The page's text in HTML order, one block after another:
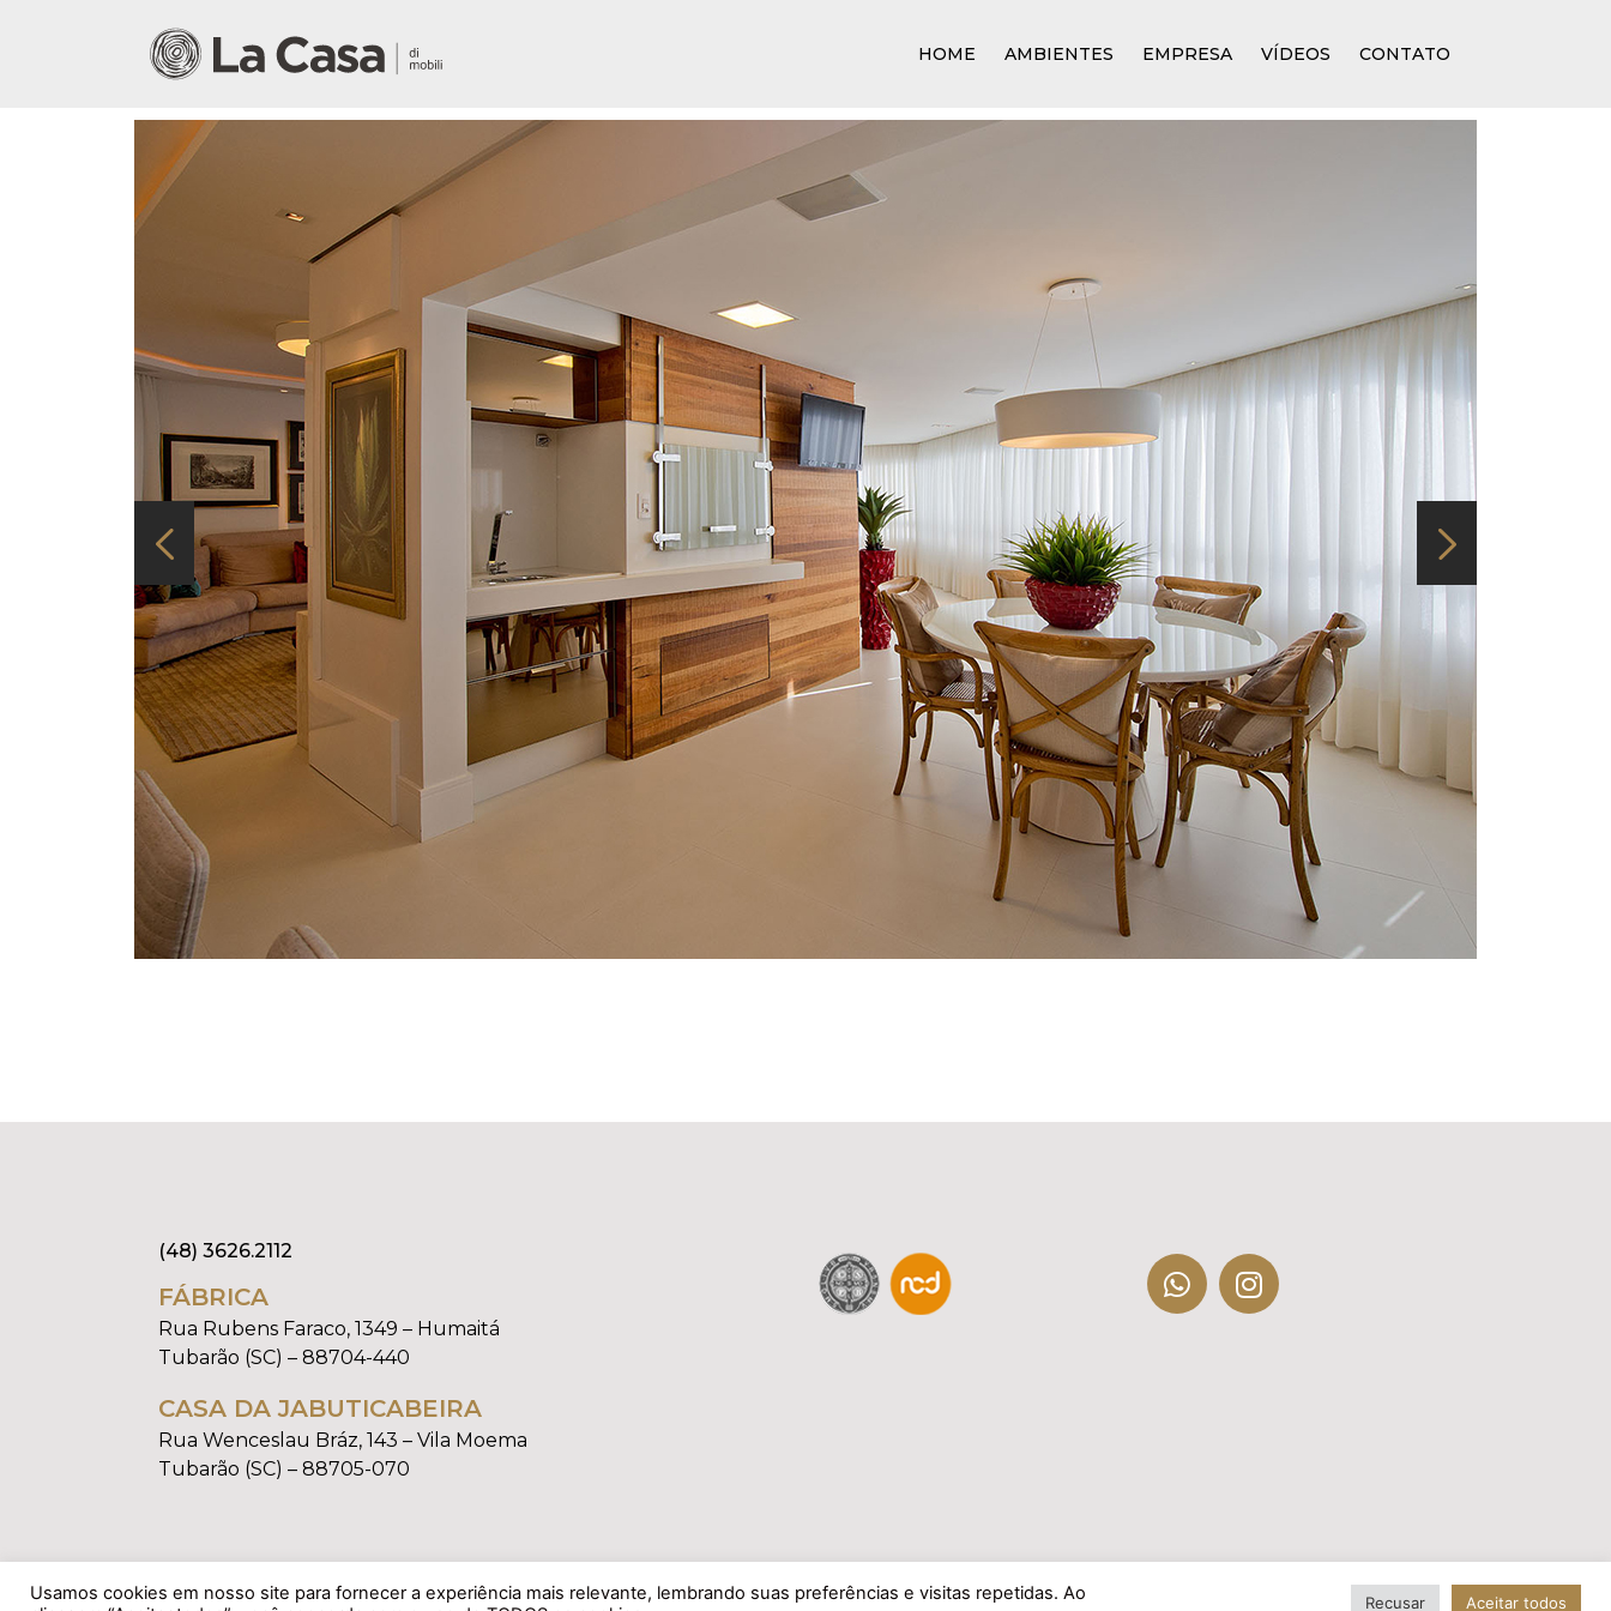
HOME AMBIENTES EMPRESA VÍDEOS CONTATO
(48) 3626.2112
FÁBRICA
Rua Rubens Faraco, 1349 – Humaitá
Tubarão (SC) – 88704-440
CASA DA JABUTICABEIRA
Rua Wenceslau Bráz, 143 – Vila Moema
Tubarão (SC) – 88705-070
Usamos cookies em nosso site para fornecer a experiência mais relevante, lembrando suas preferências e visitas repetidas. Ao
Recusar Aceitar todos